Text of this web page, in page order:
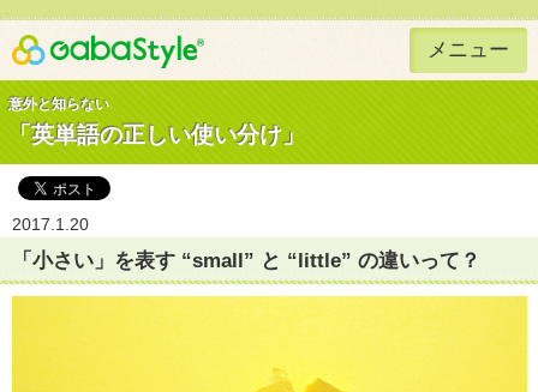
Gaba Style 無料で英語学習 メニュー
意外と知らない
「英単語の正しい使い分け」
2017.1.20
「小さい」を表す “small” と “little” の違いって？